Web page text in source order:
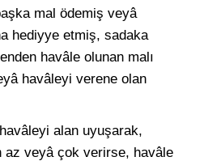
mal ödemiş veyâ
hediyye etmiş, sadaka
havâle olunan malı
havâleyi verene olan
alan uyuşarak,
az veyâ çok verirse, havâle